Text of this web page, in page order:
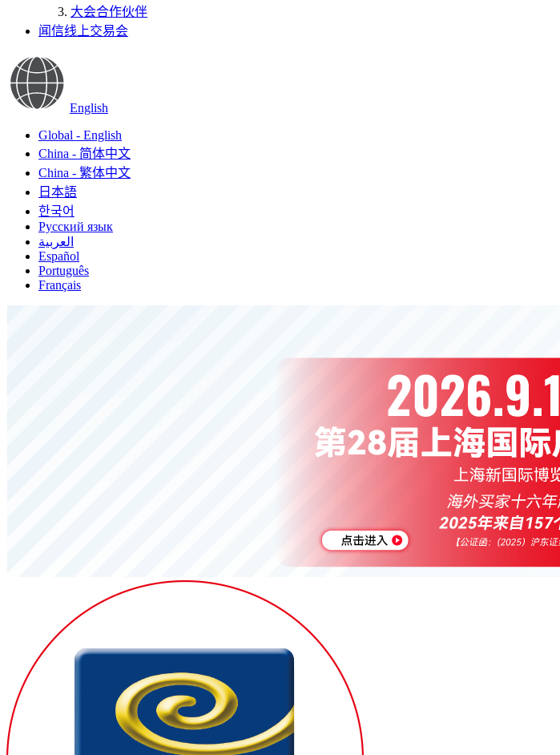
大会合作伙伴
闻信线上交易会
English
Global - English
China - 简体中文
China - 繁体中文
日本語
한국어
Русский язык
العربية
Español
Português
Français